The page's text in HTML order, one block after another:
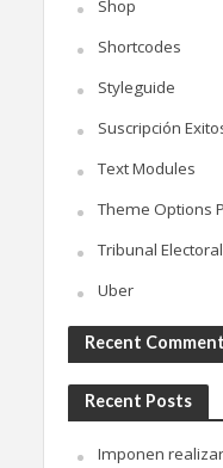
Shop
Shortcodes
Styleguide
Suscripción
Text Modules
Theme Options
Tribunal Electoral
Uber
Recent
Recent Posts
Imponen